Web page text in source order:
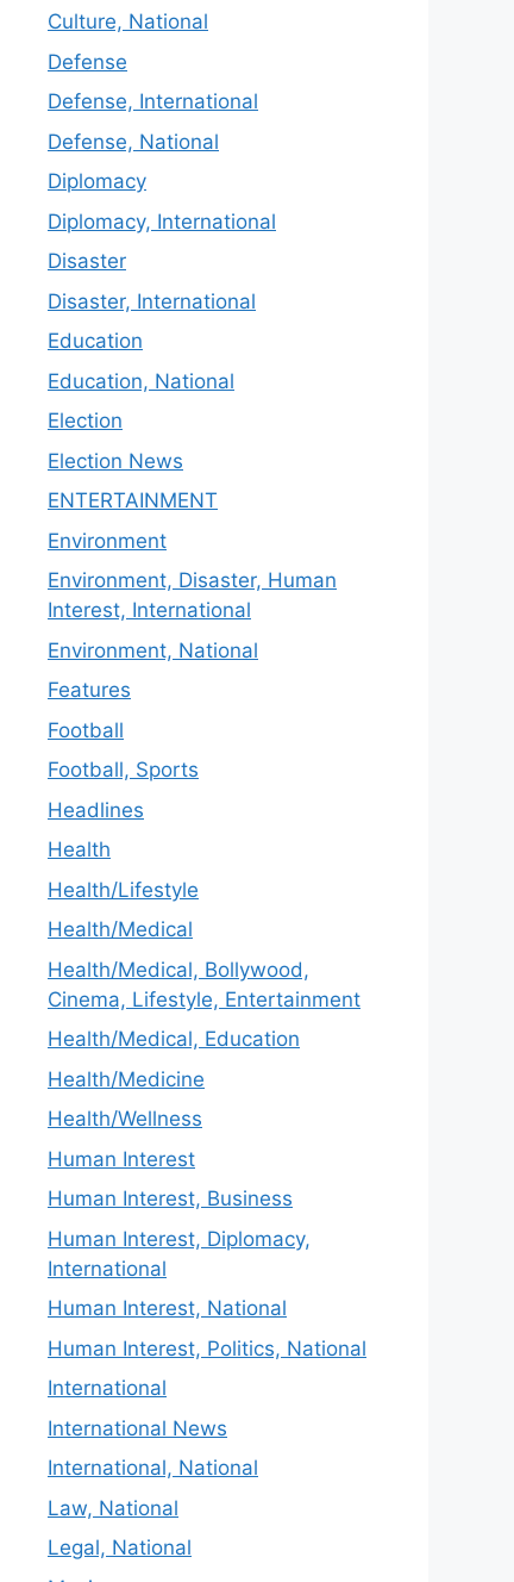
Culture, National
Defense
Defense, International
Defense, National
Diplomacy
Diplomacy, International
Disaster
Disaster, International
Education
Education, National
Election
Election News
ENTERTAINMENT
Environment
Environment, Disaster, Human
Interest, International
Environment, National
Features
Football
Football, Sports
Headlines
Health
Health/Lifestyle
Health/Medical
Health/Medical, Bollywood,
Cinema, Lifestyle, Entertainment
Health/Medical, Education
Health/Medicine
Health/Wellness
Human Interest
Human Interest, Business
Human Interest, Diplomacy,
International
Human Interest, National
Human Interest, Politics, National
International
International News
International, National
Law, National
Legal, National